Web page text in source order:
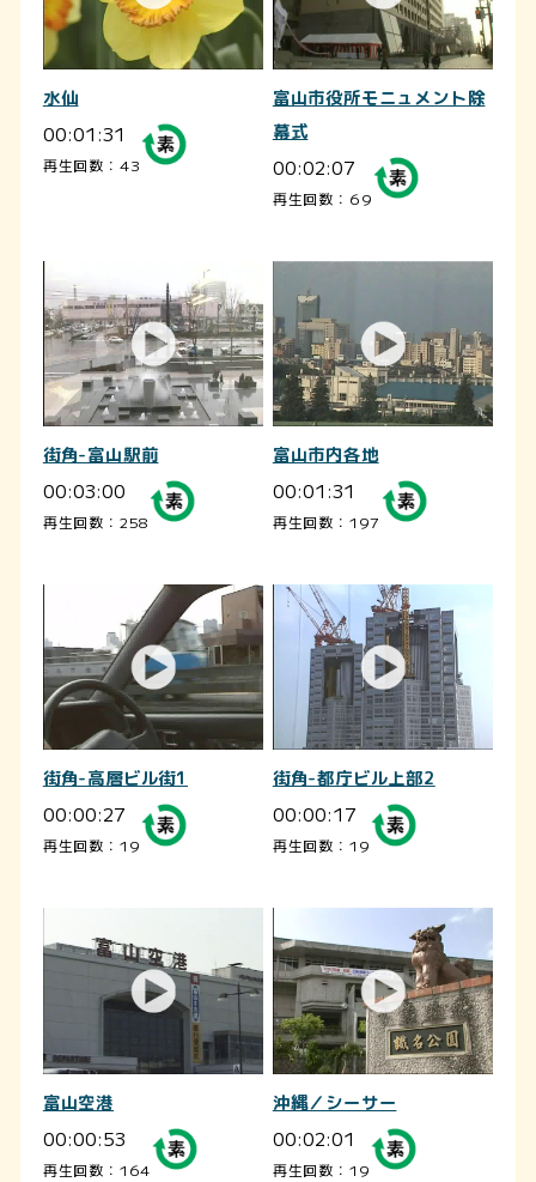
水仙
00:01:31
再生回数：43
富山市役所モニュメント除
幕式
00:02:07
再生回数：69
街角-富山駅前
00:03:00
再生回数：258
富山市内各地
00:01:31
再生回数：197
街角-高層ビル街1
00:00:27
再生回数：19
街角-都庁ビル上部2
00:00:17
再生回数：19
富山空港
00:00:53
再生回数：164
沖縄／シーサー
00:02:01
再生回数：19